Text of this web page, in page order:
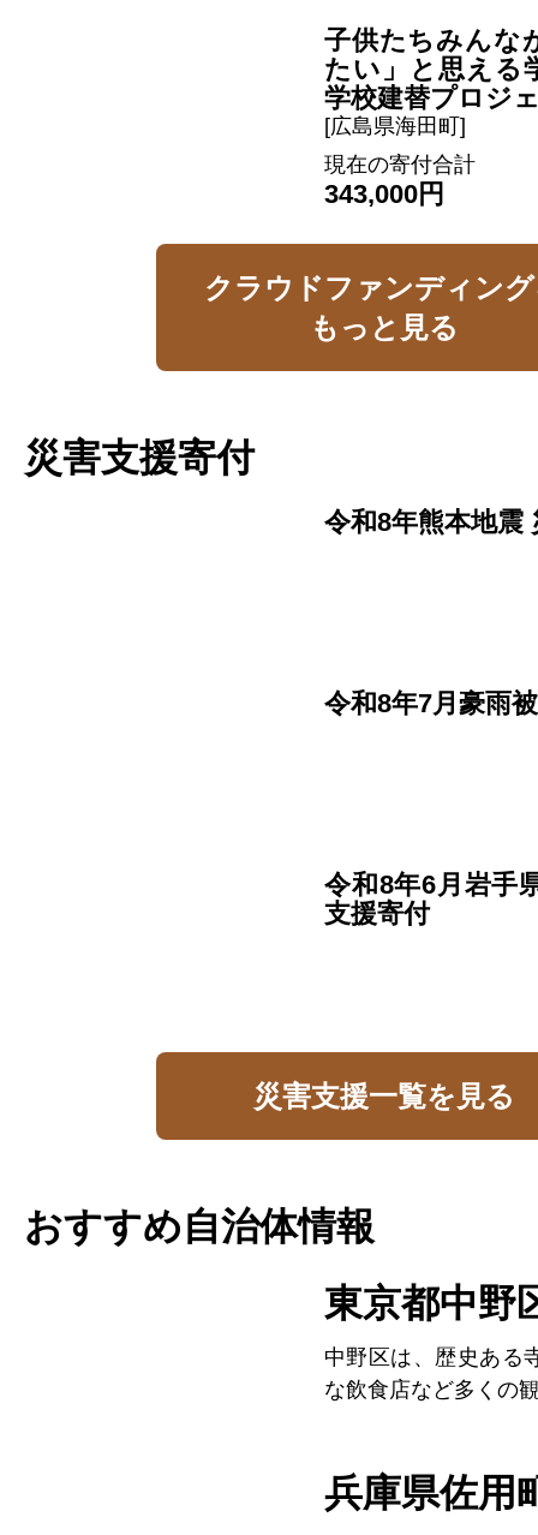
子供たちみんな
たい」と思え
学校建替プロジ
[広島県海田町]
現在の寄付合計
343,000円
クラウドファンディン
もっと見る
災害支援寄付
令和8年熊本地震
令和8年7月豪雨
令和8年6月岩手
支援寄付
災害支援一覧を見る
おすすめ自治体情報
東京都中野
中野区は、歴史ある
な飲食店など多くの
兵庫県佐用